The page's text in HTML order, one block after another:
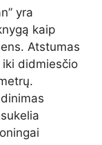
yra
kaip
Atstumas
didmiesčio